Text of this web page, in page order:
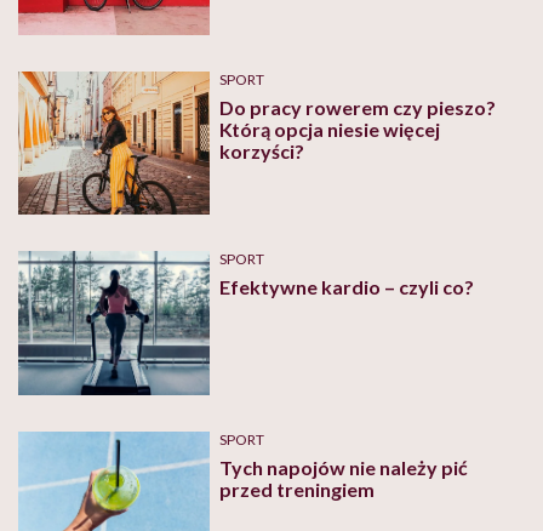
SPORT
Do pracy rowerem czy pieszo?
Którą opcja niesie więcej
korzyści?
SPORT
Efektywne kardio – czyli co?
SPORT
Tych napojów nie należy pić
przed treningiem